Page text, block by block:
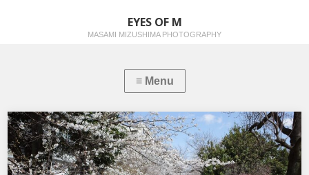
EYES OF M
MASAMI MIZUSHIMA PHOTOGRAPHY